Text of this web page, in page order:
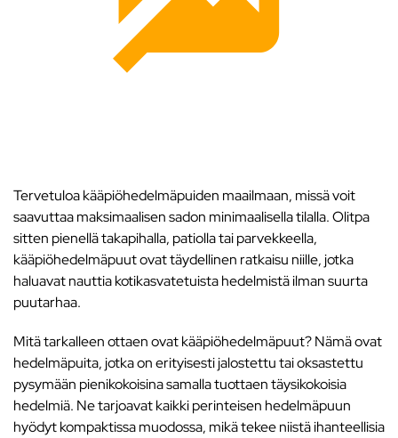
Tervetuloa kääpiöhedelmäpuiden maailmaan, missä voit
saavuttaa maksimaalisen sadon minimaalisella tilalla. Olitpa
sitten pienellä takapihalla, patiolla tai parvekkeella,
kääpiöhedelmäpuut ovat täydellinen ratkaisu niille, jotka
haluavat nauttia kotikasvatetuista hedelmistä ilman suurta
puutarhaa.
Mitä tarkalleen ottaen ovat kääpiöhedelmäpuut? Nämä ovat
hedelmäpuita, jotka on erityisesti jalostettu tai oksastettu
pysymään pienikokoisina samalla tuottaen täysikokoisia
hedelmiä. Ne tarjoavat kaikki perinteisen hedelmäpuun
hyödyt kompaktissa muodossa, mikä tekee niistä ihanteellisia